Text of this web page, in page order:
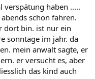
verspätung haben .....
schon fahren.
dort bin. ist nur ein
sonntage im jahr. da
mein anwalt sagte, er
er versucht es, aber
das kind auch